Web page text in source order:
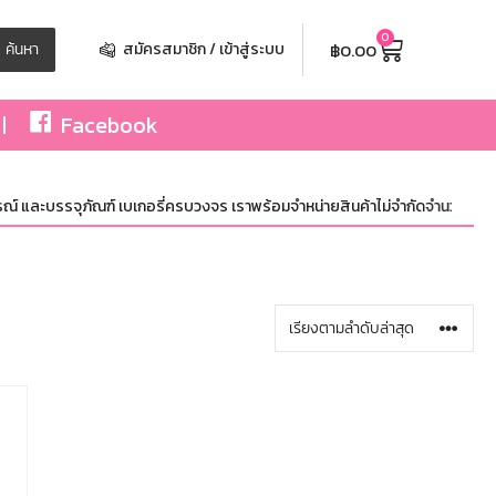
ค้นหา สมัครสมาชิก / เข้าสู่ระบบ ฿0.00 0
Facebook
ะบรรจุภัณฑ์ เบเกอรี่ครบวงจร เราพร้อมจำหน่ายสินค้าไม่จำกัดจำนวน ทั้งป